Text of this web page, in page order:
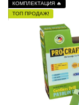
КОМПЛЕКТАЦИЯ 🔥
ТОП ПРОДАЖ!